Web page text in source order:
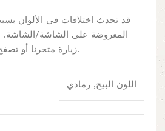
قد تحدث اختلافات في الألوان
المعروضة على الشاشة/الشاشة.
زيارة متجرنا أو تصفح الكتالوج الخاص بنا.
اللون البيج, رمادي